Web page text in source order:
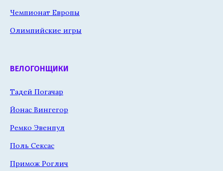
Чемпионат Европы
Олимпийские игры
ВЕЛОГОНЩИКИ
Тадей Погачар
Йонас Вингегор
Ремко Эвенпул
Поль Сексас
Примож Роглич